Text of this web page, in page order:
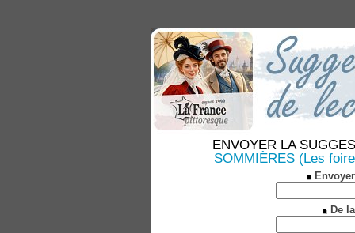
ENVOYER LA
SOMMIÈRES (Les
De